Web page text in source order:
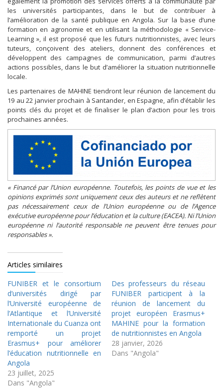
les universités participantes, dans le but de contribuer à
l’amélioration de la santé publique en Angola. Sur la base d’une
formation en agronomie et en utilisant la méthodologie « Service-
Learning », il est proposé que les futurs nutritionnistes, avec leurs
tuteurs, conçoivent des ateliers, donnent des conférences et
développent des campagnes de communication, parmi d’autres
actions possibles, dans le but d’améliorer la situation nutritionnelle
locale.
Les partenaires de MAHINE tiendront leur réunion de lancement du
19 au 22 janvier prochain à Santander, en Espagne, afin d’établir les
points clés du projet et de finaliser le plan d’action pour les trois
prochaines années.
« Financé par l’Union européenne. Toutefois, les points de vue et les
opinions exprimés sont uniquement ceux des auteurs et ne reflètent
pas nécessairement ceux de l’Union européenne ou de l’Agence
exécutive européenne pour l’éducation et la culture (EACEA). Ni l’Union
européenne ni l’autorité responsable ne peuvent être tenues pour
responsables ».
Articles similaires
FUNIBER et le consortium
d’universités dirigé par
l’Université européenne de
l’Atlantique et l’Université
Internationale du Cuanza ont
remporté un projet
Erasmus+ pour améliorer
l’éducation nutritionnelle en
Angola
23 juillet, 2025
Dans "Angola"
Des professeurs du réseau
FUNIBER participent à la
réunion de lancement du
projet européen Erasmus+
MAHINE pour la formation
de nutritionnistes en Angola
28 janvier, 2026
Dans "Angola"